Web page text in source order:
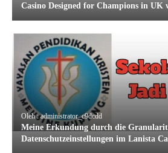
Casino Designed for Champions in UK
Oleh : administrator_c9dcdd
Meine Erkundung durch die
Datenschutzeinstellungen im Lanista